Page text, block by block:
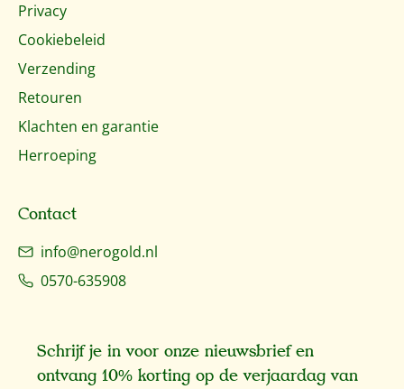
Privacy
Cookiebeleid
Verzending
Retouren
Klachten en garantie
Herroeping
Contact
info@nerogold.nl
0570-635908
Schrijf je in voor onze nieuwsbrief en
ontvang 10% korting op de verjaardag van